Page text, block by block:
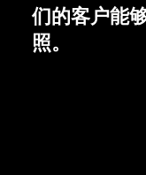
们的客户能
照。